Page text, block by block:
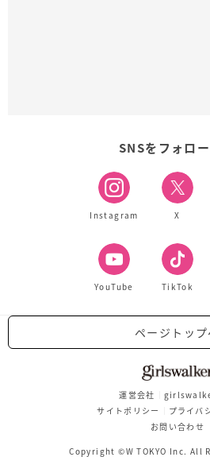
SNSをフォロ
Instagram X
YouTube TikTok
ページトップ
運営会社
サイトポリシー
プライバ
お問い合わせ
Copyright ©W TOKYO Inc. All